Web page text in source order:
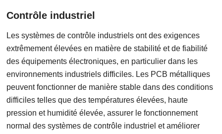
Contrôle industriel
Les systèmes de contrôle industriels ont des exigences
extrêmement élevées en matière de stabilité et de fiabilité
des équipements électroniques, en particulier dans les
environnements industriels difficiles. Les PCB métalliques
peuvent fonctionner de manière stable dans des conditions
difficiles telles que des températures élevées, haute
pression et humidité élevée, assurer le fonctionnement
normal des systèmes de contrôle industriel et améliorer